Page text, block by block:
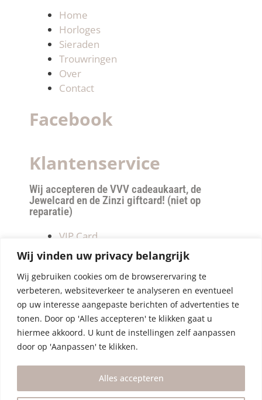
Wij vinden uw privacy belangrijk
Wij gebruiken cookies om de browserervaring te
verbeteren, websiteverkeer te analyseren en eventueel
op uw interesse aangepaste berichten of advertenties te
tonen. Door op 'Alles accepteren' te klikken gaat u
hiermee akkoord. U kunt de instellingen zelf aanpassen
door op 'Aanpassen' te klikken.
Alles accepteren
Home
Horloges
Sieraden
Trouwringen
Over
Contact
Facebook
Klantenservice
Wij accepteren de VVV cadeaukaart, de
Jewelcard en de Zinzi giftcard! (niet op
reparatie)
VIP Card
Retourneren
Betalen & verzendkosten
Privacy Policy
Algemene Voorwaarden